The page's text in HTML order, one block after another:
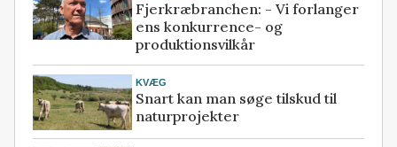
Fjerkræbranchen: - Vi forlanger
ens konkurrence- og
produktionsvilkår
KVÆG
Snart kan man søge tilskud til
naturprojekter